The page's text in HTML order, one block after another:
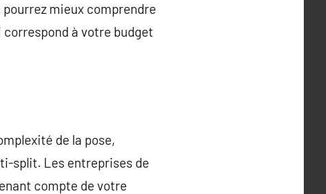
mieux comprendre
à votre budget
de la pose,
split. Les entreprises de
compte de votre